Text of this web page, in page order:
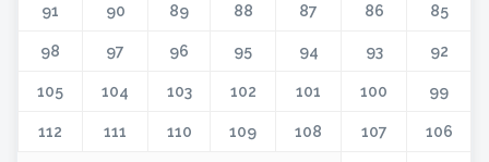
85
86
87
88
89
90
91
92
93
94
95
96
97
98
99
100
101
102
103
104
105
106
107
108
109
110
111
112